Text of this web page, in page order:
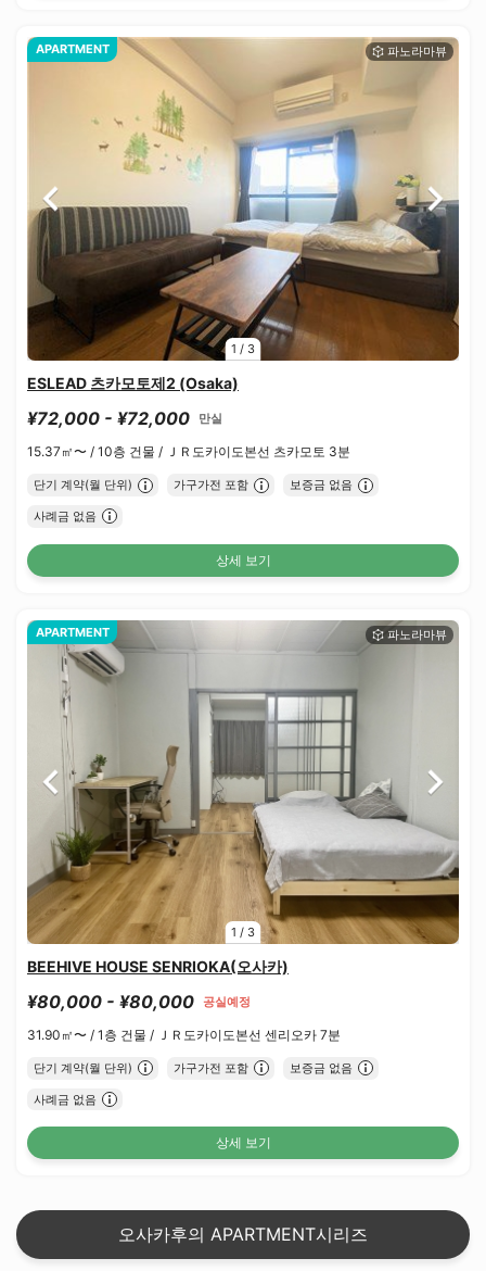
1 / 3
APARTMENT
ESLEAD 츠카모토제2 (Osaka)
¥72,000 - ¥72,000 만실
15.37㎡〜 / 10층 건물 / ＪＲ도카이도본선 츠카모토 3분
단기 계약(월 단위) 가구가전 포함 보증금 없음
사례금 없음
상세 보기
1 / 3
APARTMENT
BEEHIVE HOUSE SENRIOKA(오사카)
¥80,000 - ¥80,000 공실예정
31.90㎡〜 / 1층 건물 / ＪＲ도카이도본선 센리오카 7분
단기 계약(월 단위) 가구가전 포함 보증금 없음
사례금 없음
상세 보기
오사카후의 APARTMENT시리즈